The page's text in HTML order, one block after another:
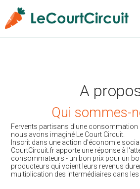
A
Qui sommes-
Fervents partisans d'une consommation
nous avons imaginé Le Court Circuit.
Inscrit dans une action d'économie
CourtCircuit.fr apporte une réponse à
consommateurs - un bon prix pour un
producteurs qui voient leurs revenus
multiplication des intermédiaires dans